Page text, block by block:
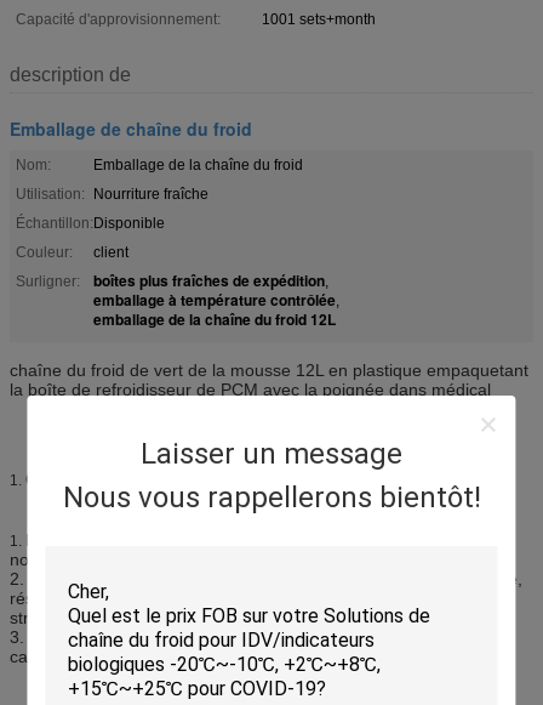
Laisser un message
Nous vous rappellerons bientôt!
Capacité d'approvisionnement:
1001 sets+month
description de
Emballage de chaîne du froid
Nom:
Emballage de la chaîne du froid
Utilisation:
Nourriture fraîche
Échantillon:Disponible
Couleur:
client
Surligner:
boîtes plus fraîches de expédition,
emballage à température contrôlée,
emballage de la chaîne du froid 12L
chaîne du froid de vert de la mousse 12L en plastique empaquetant
la boîte de refroidisseur de PCM avec la poignée dans médical
1. Caractéristiques :
1. Fait du matériel environnemental de PE, catégorie comestible,
non-toxique
2. L'aspect de la belle conception, poids léger, résistance à l'usure,
résistance à la corrosion, résine de catégorie comestible, produits
strictement selon les conditions des normes d'hygiène alimentaire
3. Le produit est utilisation pour des activités en plein air tels nous
camping, sortante, pêche